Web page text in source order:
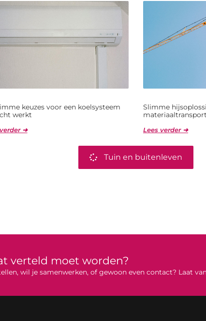
keuzes voor een koelsysteem
werkt
➜
Slimme
Lees verder ➜
Tuin en buitenleven
verteld moet worden?
wil je samenwerken, of gewoon even contact? Laat